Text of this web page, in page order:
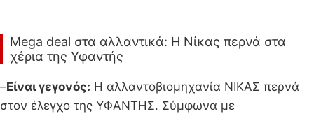
Μega deal στα αλλαντικά: Η Νίκας περνά στα
χέρια της Υφαντής
–Είναι γεγονός: Η αλλαντοβιομηχανία ΝΙΚΑΣ περνά
στον έλεγχο της ΥΦΑΝΤΗΣ. Σύμφωνα με